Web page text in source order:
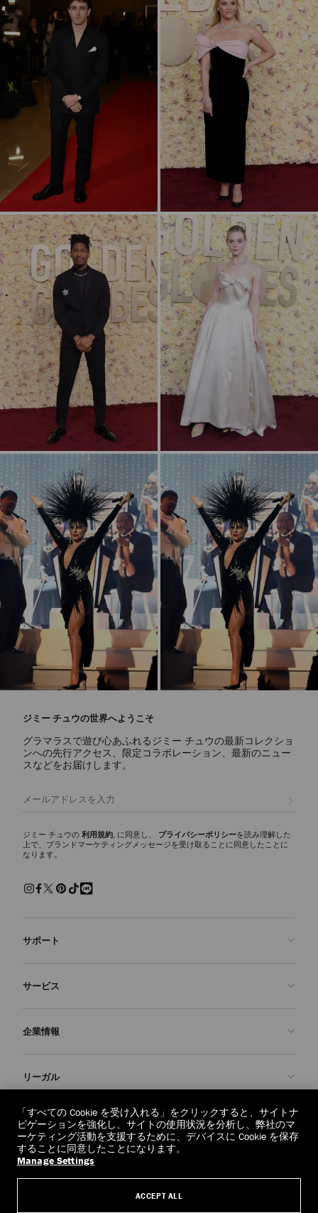
ジミー チュウの世界へようこそ
グラマラスで遊び心あふれるジミー チュウの最新コレクショ
ンへの先行アクセス、限定コラボレーション、最新のニュー
スなどをお届けします。
ジミー チュウの 利用規約 , に同意し、 プライバシーポリシーを読み理解した
上で、ブランドマーケティングメッセージを受け取ることに同意したことに
なります。
サポート
よくあるご質問
返品を申請
配送
交換・返品
サービス
Made-to-Order
保証
企業情報
ブランドの歴史
JC World
社会への貢献
私たちの責任
クラフツマンシップ
リーガル
プライバシーポリシー
利用規約
忘れられる権利
個人情報開示請求フォーム
regionselector.country. (€)
「すべての Cookie を受け入れる」をクリックすると、サイトナ
ビゲーションを強化し、サイトの使用状況を分析し、弊社のマ
ーケティング活動を支援するために、デバイスに Cookie を保存
することに同意したことになります。
Manage Settings
ACCEPT ALL